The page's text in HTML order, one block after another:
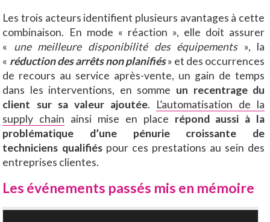
Les trois acteurs identifient plusieurs avantages à cette
combinaison. En mode « réaction », elle doit assurer
« une meilleure disponibilité des équipements », la
« réduction des arrêts non planifiés» et des occurrences
de recours au service après-vente, un gain de temps
dans les interventions, en somme un recentrage du
client sur sa valeur ajoutée.
L’automatisation de la
supply chain ainsi mise en place répond aussi à la
problématique d’une pénurie croissante de
techniciens qualifiéspour ces prestations au sein des
entreprises clientes.
Les événements passés mis en mémoire